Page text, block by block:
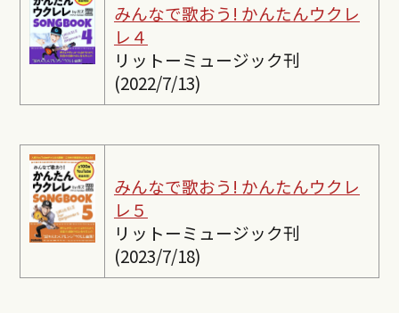
みんなで歌おう! かんたんウクレ
レ４
リットーミュージック刊
(2022/7/13)
みんなで歌おう! かんたんウクレ
レ５
リットーミュージック刊
(2023/7/18)